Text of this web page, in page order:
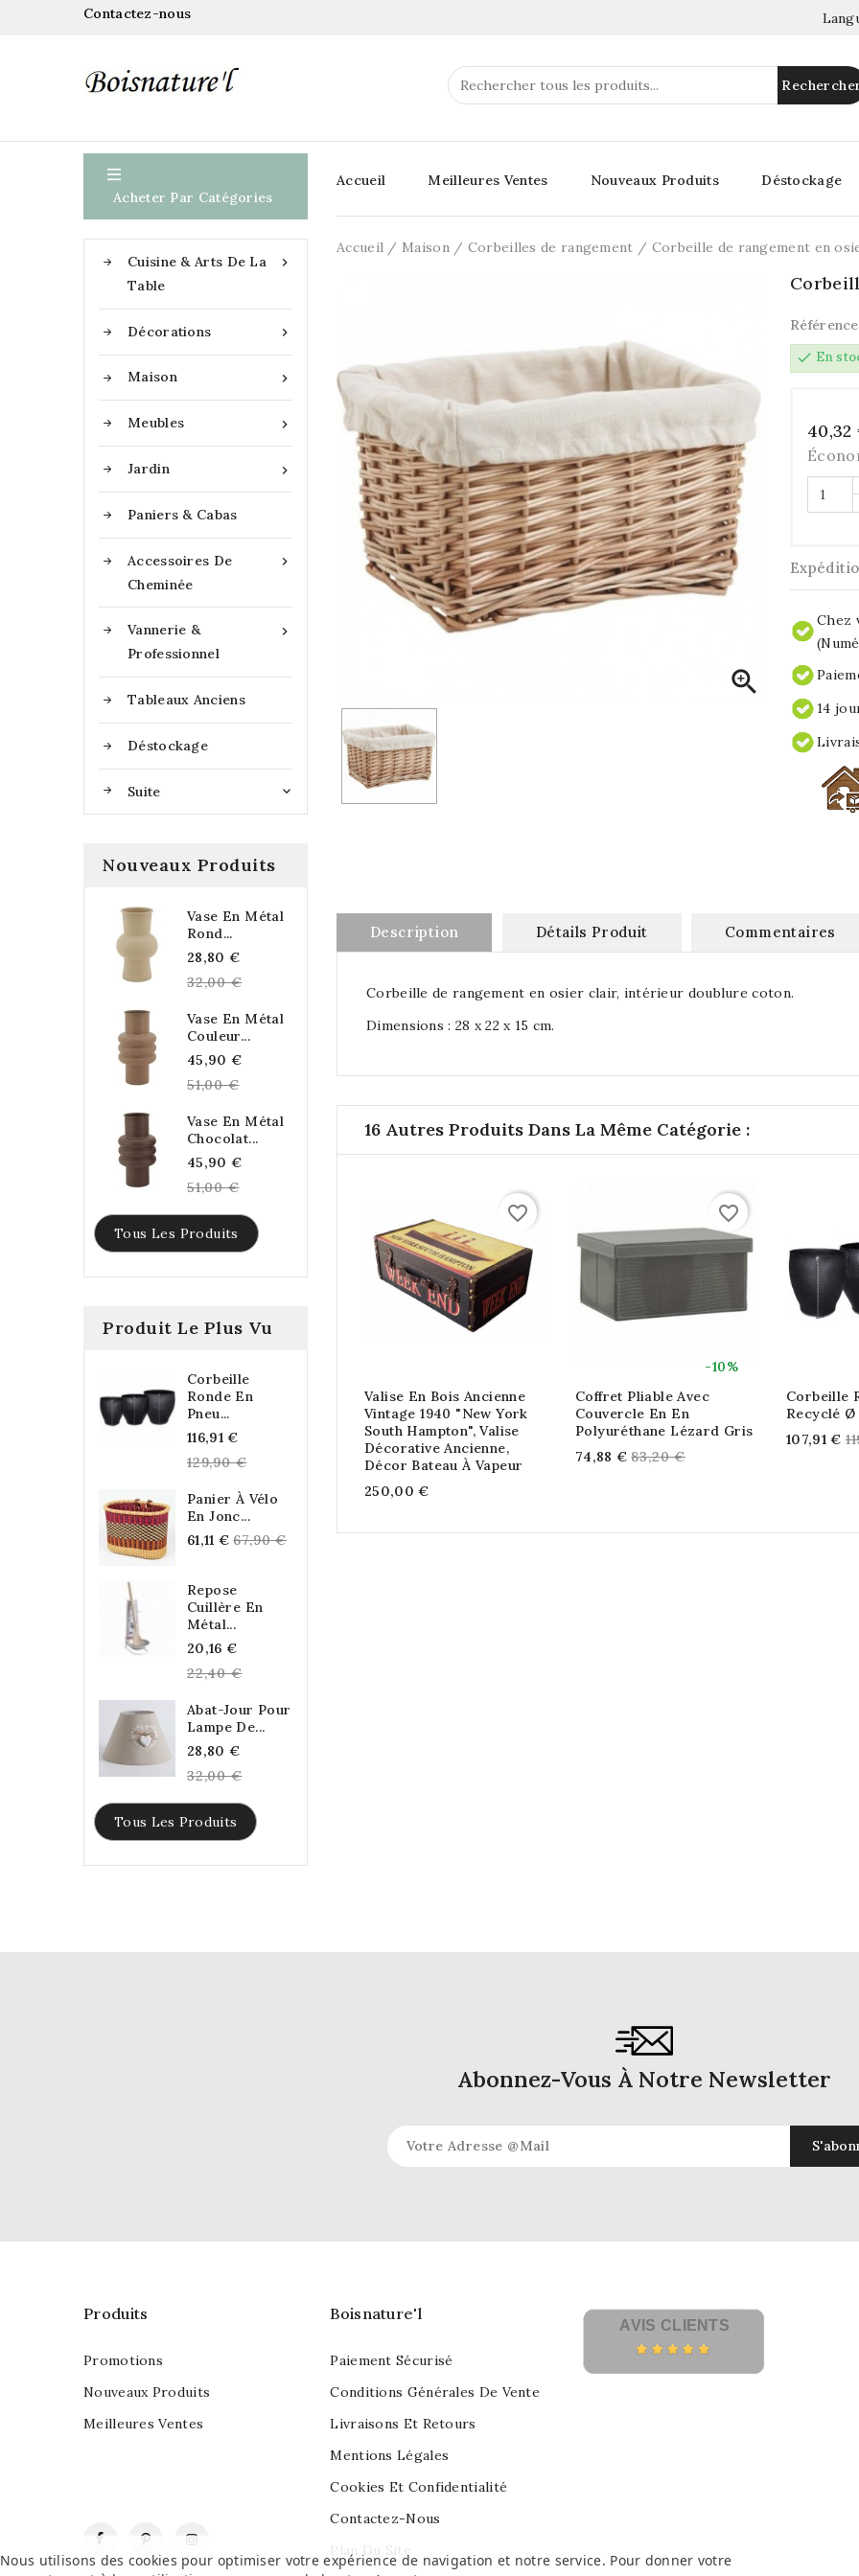
Contactez-nous

Acheter Par Catégories

Cuisine & Arts De La
Table

Décorations

Maison

Meubles

Jardin
Paniers & Cabas

Accessoires De
Cheminée

Vannerie &
Professionnel
Tableaux Anciens
Déstockage
Suite 
Nouveaux Produits
Vase En Métal
Rond...
28,80 €
price
32,00 €
Vase En Métal
Couleur...
45,90 €
51,00 €
Vase En Métal
Chocolat...
45,90 €
51,00 €
Tous Les Produits
Produit Le Plus Vu
Corbeille
Ronde En
Pneu...
116,91 €
price
129,90 €
Panier À Vélo
En Jonc...
61,11 € Regular
67,90 €
Repose
Cuillère En
Métal...
20,16 €
price
22,40 €
Abat-Jour Pour
Lampe De...
28,80 €
price
32,00 €
Tous Les Produits
Accueil Meilleures Ventes Nouveaux Produits Déstockage
Accueil Maison Corbeilles de rangement Corbeille de rangement en

Référence
check En
40,32
Chez
14
Description Détails Produit Commentaires
Corbeille de rangement en osier clair, intérieur doublure coton.
Dimensions : 28 x 22 x 15 cm.
16 Autres Produits Dans La Même Catégorie :
favorite_border
Valise En Bois Ancienne
Vintage 1940 "New York
South Hampton", Valise
Décorative Ancienne,
Décor Bateau À Vapeur
250,00 €
-10%
favorite_border
Coffret Pliable Avec
Couvercle En En
Polyuréthane Lézard Gris
74,88 € Regular
83,20 €
Corbeille
Recyclé Ø
107,91 €
Abonnez-Vous À Notre Newsletter
FacebookPinterest
Produits
Promotions
Nouveaux Produits
Meilleures Ventes
Boisnature'l
Paiement Sécurisé
Conditions Générales De Vente
Livraisons Et Retours
Mentions Légales
Cookies Et Confidentialité
Contactez-Nous
Nous utilisons des cookies pour optimiser votre expérience de navigation et notre service. Pour donner votre
AVIS CLIENTS